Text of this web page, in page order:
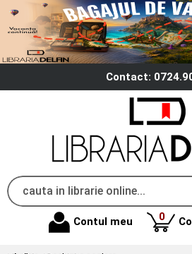
Contact:
Contul meu 0